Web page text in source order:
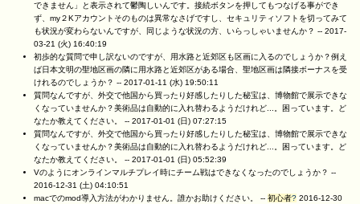
できません」と表示されて鬱陶しいんです。接続ボタンを押してもつなげる事ができ
ず、my２Kアカウントそのものは異常なさげですし、セキュリティソフトを切ってみて
も状況が変わらないんですが、同じような状況の方、いらっしゃいませんか？ -- 2017-
03-21 (火) 16:40:19
初歩的な質問で申し訳ないのですが、用水路と近郊区も区画に入るのでしょうか？例え
ば日本文明の聖地区画の隣に用水路と近郊区がある場合、聖地区画は隣接ボーナスを受
けれるのでしょうか？ -- 2017-01-11 (水) 19:50:11
質問なんですが、外交で他国から買ったり好感したりした秘宝は、博物館で展示できな
くなっていませんか？美術品は自動的に入れ替わるようだけれど...。困っています。ど
なたか教えてください。 -- 2017-01-01 (日) 07:27:15
質問なんですが、外交で他国から買ったり好感したりした秘宝は、博物館で展示できな
くなっていませんか？美術品は自動的に入れ替わるようだけれど...。困っています。ど
なたか教えてください。 -- 2017-01-01 (日) 05:52:39
Vのようにオンラインマルチプレイ時にチーム戦はできなくなったのでしょうか？ --
2016-12-31 (土) 04:10:51
macでのmod導入方法がわかりません。誰かお助けください。 -- 初心者? 2016-12-30